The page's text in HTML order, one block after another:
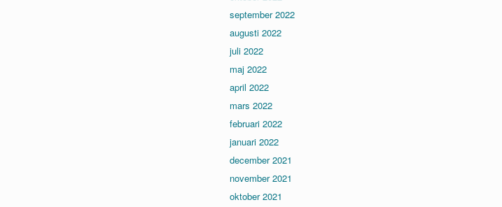
september 2022
augusti 2022
juli 2022
maj 2022
april 2022
mars 2022
februari 2022
januari 2022
december 2021
november 2021
oktober 2021